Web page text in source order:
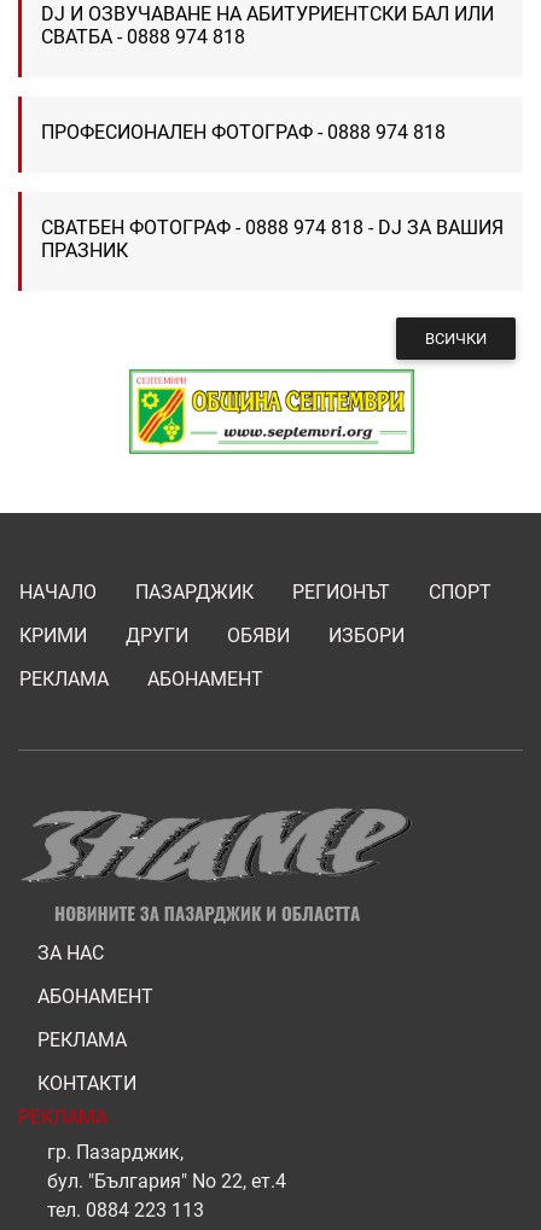
DJ И ОЗВУЧАВАНЕ НА АБИТУРИЕНТСКИ БАЛ ИЛИ
СВАТБА - 0888 974 818
ПРОФЕСИОНАЛЕН ФОТОГРАФ - 0888 974 818
СВАТБЕН ФОТОГРАФ - 0888 974 818 - DJ ЗА ВАШИЯ
ПРАЗНИК
ВСИЧКИ
НАЧАЛО ПАЗАРДЖИК РЕГИОНЪТ
СПОРТ
КРИМИ
ДРУГИ ОБЯВИ
ИЗБОРИ
РЕКЛАМА
АБОНАМЕНТ
ЗА НАС
АБОНАМЕНТ
РЕКЛАМА
КОНТАКТИ
РЕКЛАМА
гр. Пазарджик,
бул. "България" No 22, ет.4
тел. 0884 223 113